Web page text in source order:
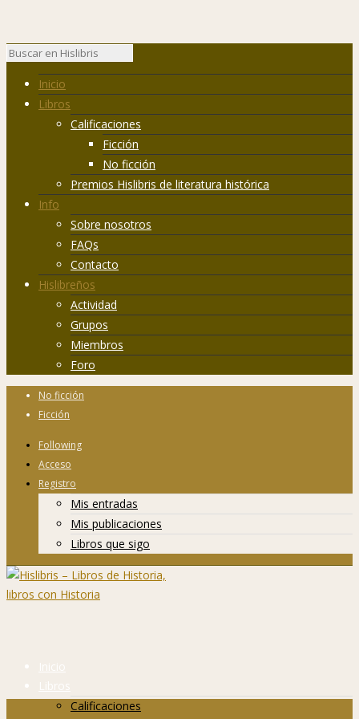
Inicio
Libros
Calificaciones
Ficción
No ficción
Premios Hislibris de literatura histórica
Info
Sobre nosotros
FAQs
Contacto
Hislibreños
Actividad
Grupos
Miembros
Foro
No ficción
Ficción
Following
Acceso
Registro
Mis entradas
Mis publicaciones
Libros que sigo
Inicio
Libros
Calificaciones